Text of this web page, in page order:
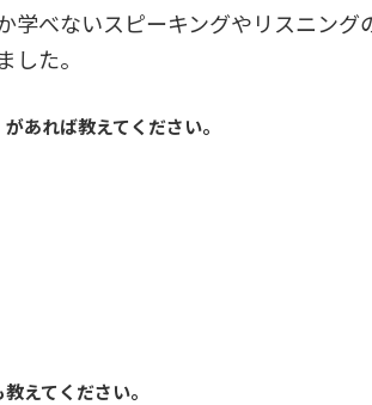
べないスピーキングやリスニン
た。
あれば教えてください。
えてください。